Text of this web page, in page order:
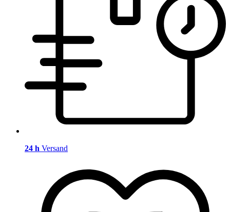
24 h Versand